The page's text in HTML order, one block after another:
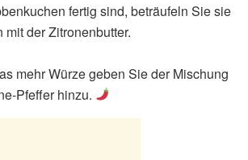
fertig sind, beträufeln Sie sie
der Zitronenbutter.
mehr Würze geben Sie der Mischung
Pfeffer hinzu.